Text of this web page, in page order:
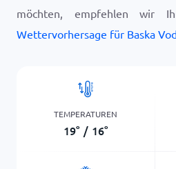
möchten, empfehlen wir
Wettervorhersage für Baska
TEMPERATUREN
19° / 16°